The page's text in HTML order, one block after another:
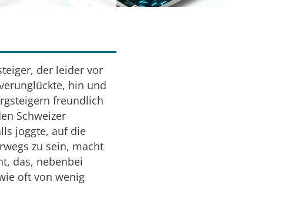
der leider vor
hin und
freundlich
Schweizer
joggte, auf die
zu sein, macht
das, nebenbei
oft von wenig